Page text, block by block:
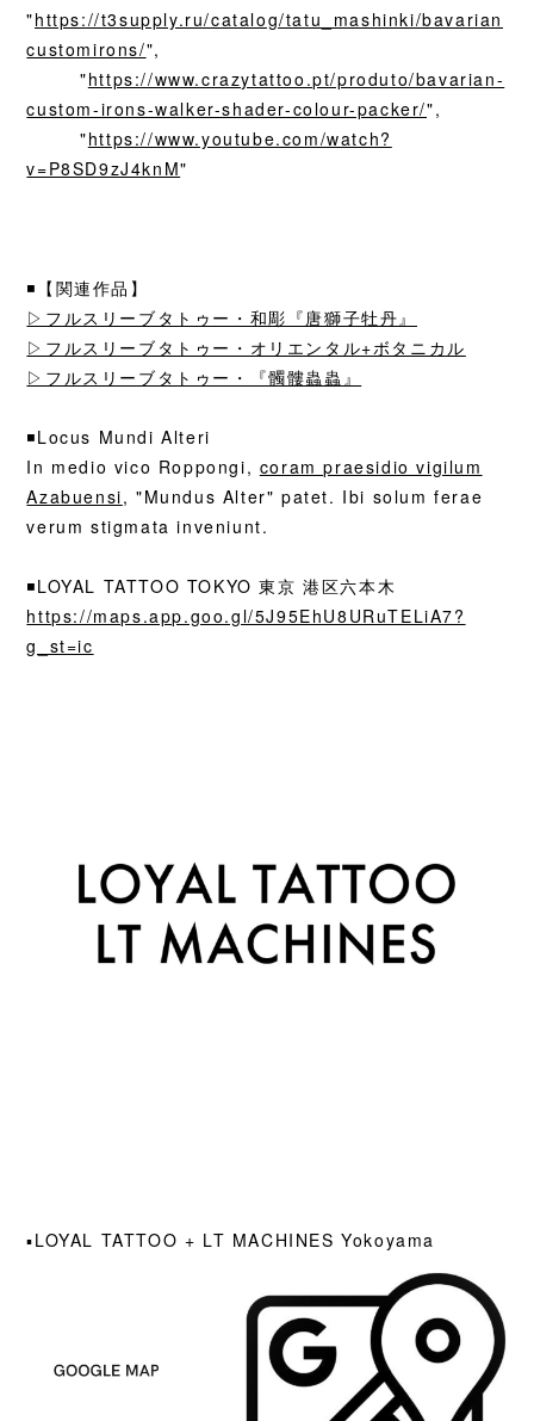
"https://t3supply.ru/catalog/tatu_mashinki/bavarian
customirons/",
"https://www.crazytattoo.pt/produto/bavarian-
custom-irons-walker-shader-colour-packer/",
"https://www.youtube.com/watch?
v=P8SD9zJ4knM"
◾️【関連作品】
▷フルスリーブタトゥー・和彫『唐獅子牡丹』
▷フルスリーブタトゥー・オリエンタル+ボタニカル
▷フルスリーブタトゥー・『髑髏蟲蟲』
◾️Locus Mundi Alteri
In medio vico Roppongi, coram praesidio vigilum
Azabuensi, "Mundus Alter" patet. Ibi solum ferae
verum stigmata inveniunt.
◾️LOYAL TATTOO TOKYO 東京 港区六本木
https://maps.app.goo.gl/5J95EhU8URuTELiA7?
g_st=ic
▪️LOYAL TATTOO + LT MACHINES Yokoyama